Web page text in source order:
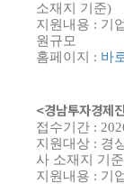
소재지 기준)
지원내용 : 기
원규모
홈페이지 : 바
<경남투자경제
접수기간 :
지원대상 : 경
사 소재지 기
지원내용 : 기